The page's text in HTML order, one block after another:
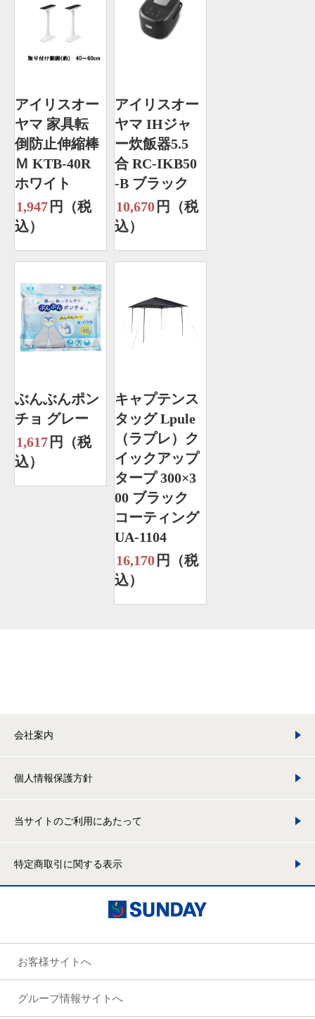
アイリスオー
ヤマ 家具転
倒防止伸縮棒
Ｍ KTB-40R
ホワイト
1,947 円（税
込）
アイリスオー
ヤマ IHジャ
ー炊飯器5.5
合 RC-IKB50
-B ブラック
10,670 円（税
込）
ぶんぶんポン
チョ グレー
1,617 円（税
込）
キャプテンス
タッグ Lpule
（ラプレ）ク
イックアップ
タープ 300×3
00 ブラック
コーティング
UA-1104
16,170 円（税
込）
会社案内
個人情報保護方針
当サイトのご利用にあたって
特定商取引に関する表示
お客様サイトへ
グループ情報サイトへ